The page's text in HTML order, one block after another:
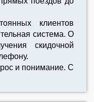
клиентов
система. О
скидочной
и понимание. С